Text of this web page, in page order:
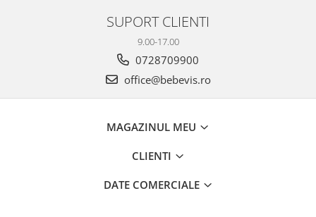
SUPORT CLIENTI
9.00-17.00
0728709900
office@bebevis.ro
MAGAZINUL MEU
CLIENTI
DATE COMERCIALE